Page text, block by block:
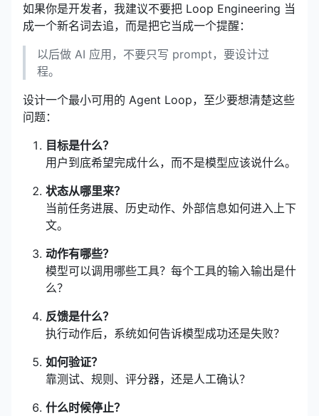
如果你是开发者，我建议不要把 Loop Engineering 当
成一个新名词去追，而是把它当成一个提醒：
以后做 AI 应用，不要只写 prompt，要设计过
程。
设计一个最小可用的 Agent Loop，至少要想清楚这些
问题：
目标是什么？
用户到底希望完成什么，而不是模型应该说什么。
状态从哪里来？
当前任务进展、历史动作、外部信息如何进入上下
文。
动作有哪些？
模型可以调用哪些工具？每个工具的输入输出是什
么？
反馈是什么？
执行动作后，系统如何告诉模型成功还是失败？
如何验证？
靠测试、规则、评分器，还是人工确认？
什么时候停止？